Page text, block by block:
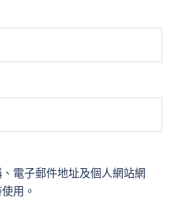
電子郵件地址及個人網站網
用。